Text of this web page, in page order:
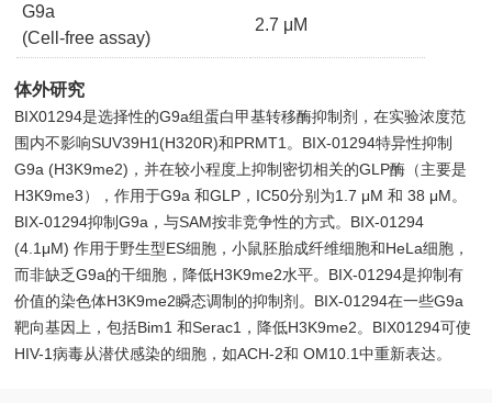
G9a
(Cell-free assay)
2.7 μM
体外研究
BIX01294是选择性的G9a组蛋白甲基转移酶抑制剂，在实验浓度范
围内不影响SUV39H1(H320R)和PRMT1。BIX-01294特异性抑制
G9a (H3K9me2)，并在较小程度上抑制密切相关的GLP酶（主要是
H3K9me3），作用于G9a 和GLP，IC50分别为1.7 μM 和 38 μM。
BIX-01294抑制G9a，与SAM按非竞争性的方式。BIX-01294
(4.1μM) 作用于野生型ES细胞，小鼠胚胎成纤维细胞和HeLa细胞，
而非缺乏G9a的干细胞，降低H3K9me2水平。BIX-01294是抑制有
价值的染色体H3K9me2瞬态调制的抑制剂。BIX-01294在一些G9a
靶向基因上，包括Bim1 和Serac1，降低H3K9me2。BIX01294可使
HIV-1病毒从潜伏感染的细胞，如ACH-2和 OM10.1中重新表达。